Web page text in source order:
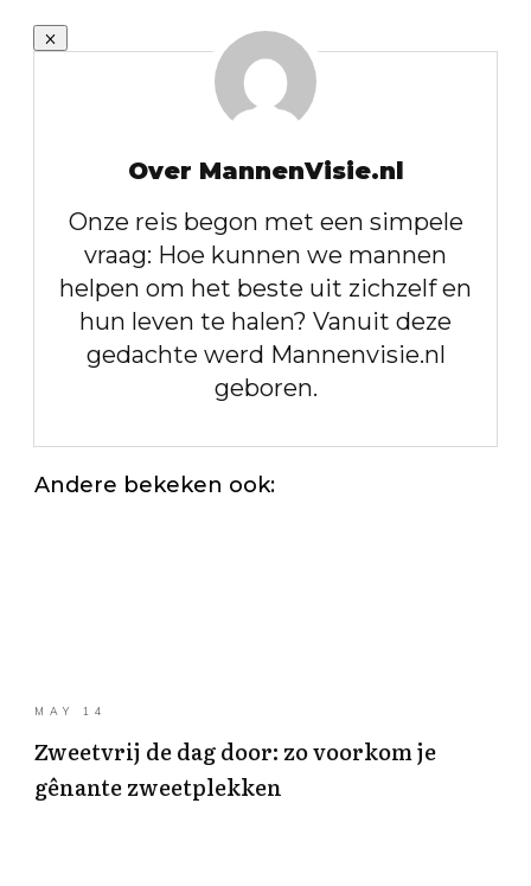
Over MannenVisie.nl
Onze reis begon met een simpele
vraag: Hoe kunnen we mannen
helpen om het beste uit zichzelf en
hun leven te halen? Vanuit deze
gedachte werd Mannenvisie.nl
geboren.
Andere bekeken ook:
MAY 14
Zweetvrij de dag door: zo voorkom je
gênante zweetplekken